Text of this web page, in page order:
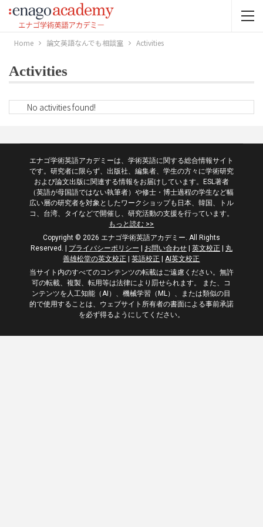
Home 論文英語なんでも相談室 Activities
Activities
No activities found!
エナゴ学術英語アカデミーは、学術英語に関する総合情報サイト
です。研究者に限らず、出版社、編集者、学生の方々に学術研究
および論文出版に関連する情報をお届けしています。ESL著者
（英語が母国語ではない執筆者）や修士・博士過程の学生など幅
広い層の研究者を対象としたワークショップも日本、韓国、トル
コ、台湾、タイなどで開催し、研究活動の支援を行っています。
もっと読む >>
Copyright © 2026 エナゴ学術英語アカデミー. All Rights
Reserved.
プライバシーポリシー お問い合わせ| 英文校正
丸
善雄松堂の英文校正
|英語校正 |AI英文校正
当サイト内のすべてのコンテンツの転載はご遠慮ください。無許
可の転載、複製、転用等は法律により罰せられます。 また、コ
ンテンツを人工知能（AI）、機械学習（ML）、または類似の目
的で使用することは、ウェブサイト所有者の書面による事前承諾
を必ず得るようにしてください。